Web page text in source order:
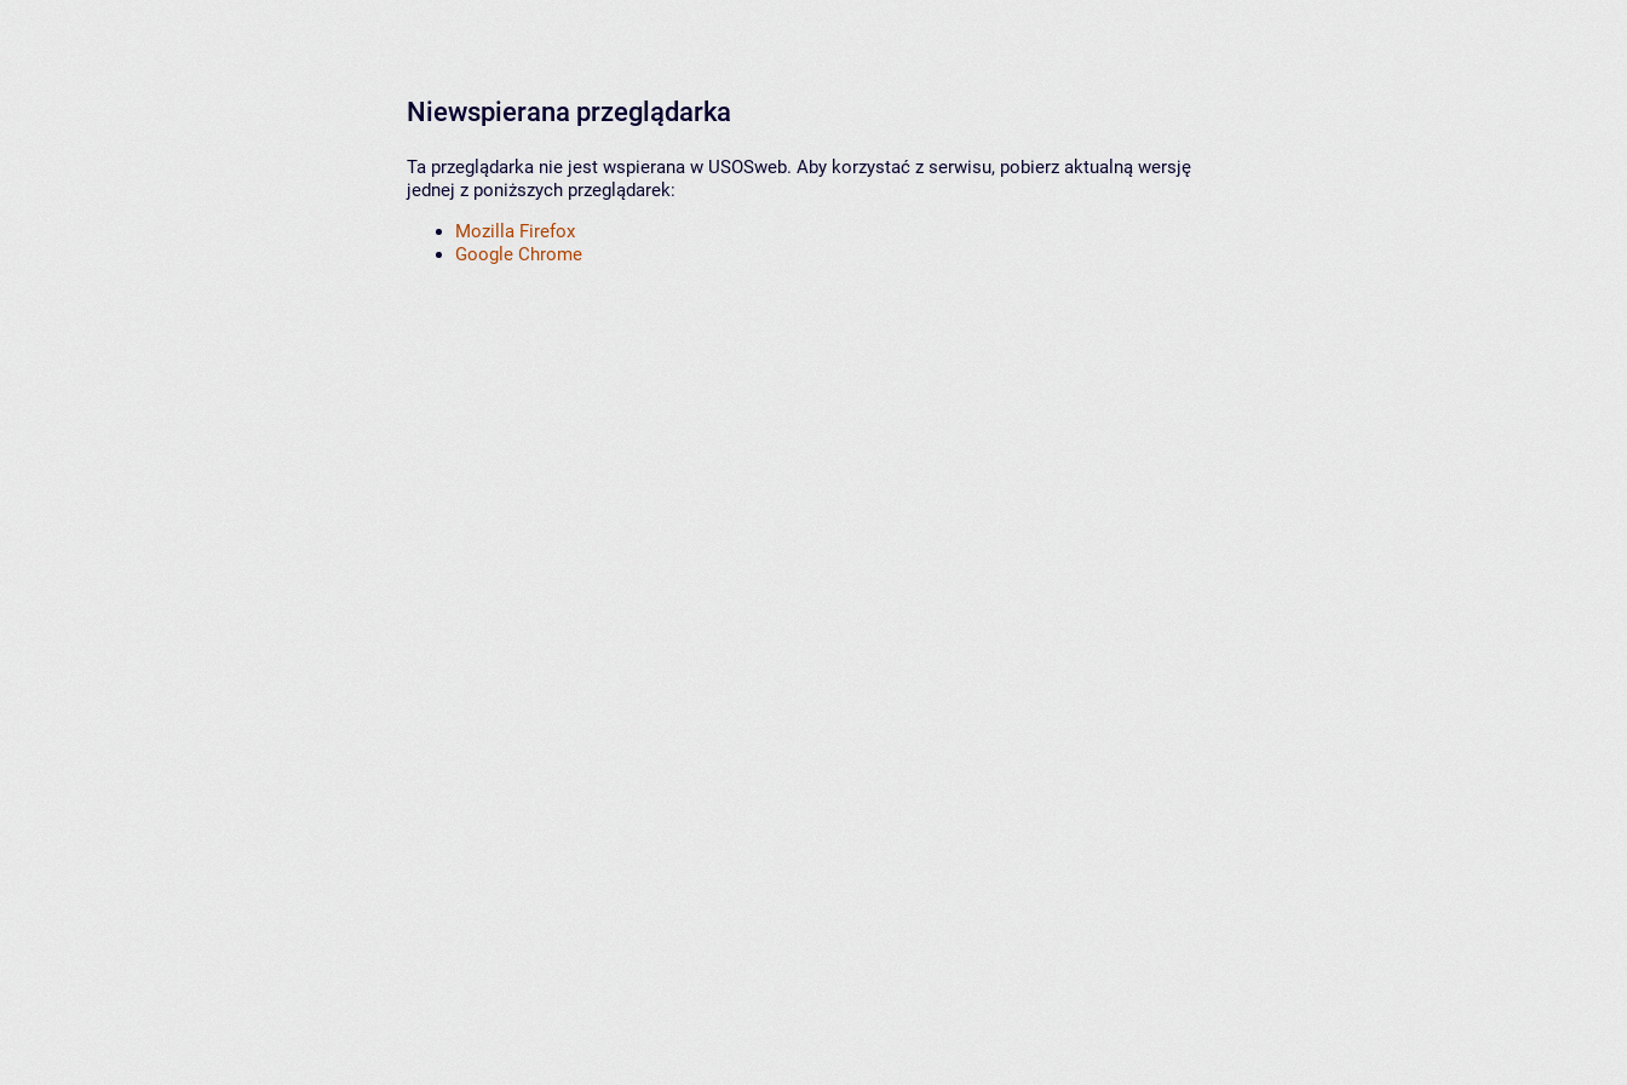
Niewspierana przeglądarka
Ta przeglądarka nie jest wspierana w USOSweb. Aby korzystać z serwisu, pobierz aktualną wersję
jednej z poniższych przeglądarek:
Mozilla Firefox
Google Chrome